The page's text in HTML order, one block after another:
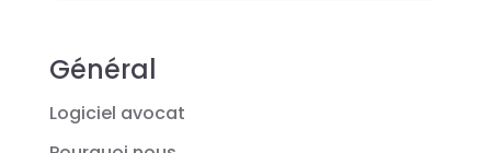
Général
Logiciel avocat